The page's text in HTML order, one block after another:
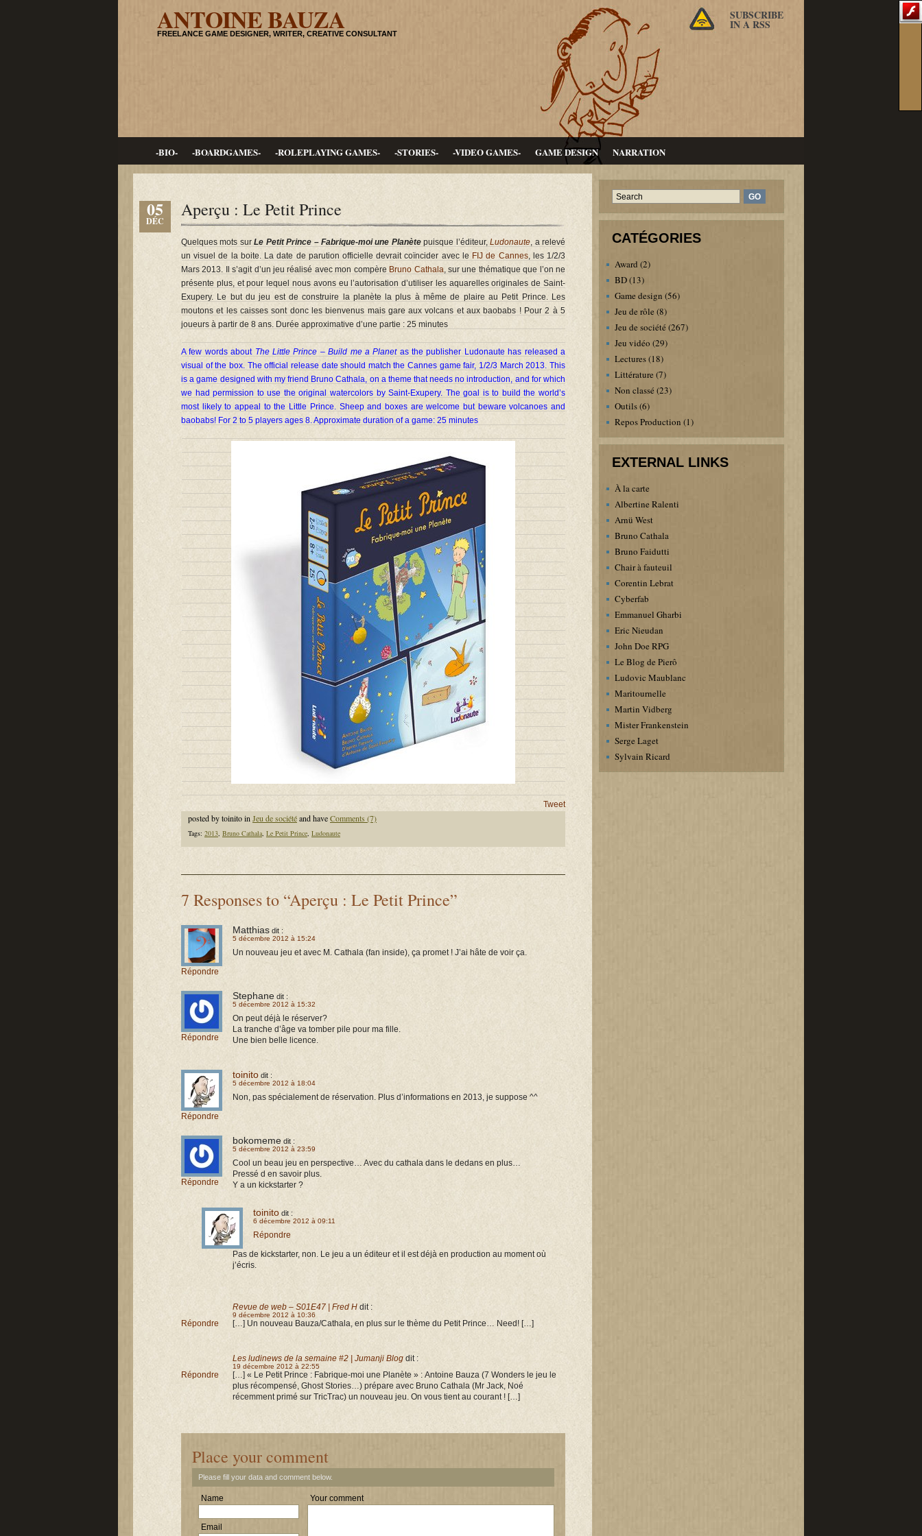
ANTOINE BAUZA
FREELANCE GAME DESIGNER, WRITER, CREATIVE CONSULTANT
SUBSCRIBE
IN A RSS
-BIO- -BOARDGAMES- -ROLEPLAYING GAMES- -STORIES- -VIDEO GAMES- GAME DESIGN NARRATION
05
DÉC
Aperçu : Le Petit Prince
Quelques mots surLe Petit Prince – Fabrique-moi une Planètepuisque l’éditeur,Ludonaute, a relevé
un visuel de la boite. La date de parution officielle devrait coïncider avec le FIJ de Cannes, les 1/2/3
Mars 2013. Il s’agit d’un jeu réalisé avec mon compère Bruno Cathala, sur une thématique que l’on ne
présente plus, et pour lequel nous avons eu l’autorisation d’utiliser les aquarelles originales de Saint-
Exupery. Le but du jeu est de construire la planète la plus à même de plaire au Petit Prince. Les
moutons et les caisses sont donc les bienvenus mais gare aux volcans et aux baobabs ! Pour 2 à 5
joueurs à partir de 8 ans. Durée approximative d’une partie : 25 minutes
A few words about The Little Prince – Build me a Planetas the publisher Ludonaute has released a
visual of the box. The official release date should match the Cannes game fair, 1/2/3 March 2013. This
is a game designed with my friend Bruno Cathala, on a theme that needs no introduction, and for which
we had permission to use the original watercolors by Saint-Exupery. The goal is to build the world’s
most likely to appeal to the Little Prince. Sheep and boxes are welcome but beware volcanoes and
baobabs! For 2 to 5 players ages 8. Approximate duration of a game: 25 minutes
Tweet
posted by toinito in Jeu de sociétéand haveComments (7)
Tags: 2013, Bruno Cathala, Le Petit Prince, Ludonaute
7 Responses to “Aperçu : Le Petit Prince”
Matthias dit :
5 décembre 2012 à 15:24
Un nouveau jeu et avec M. Cathala (fan inside), ça promet ! J’ai hâte de voir ça.
Répondre
Stephane dit :
5 décembre 2012 à 15:32
On peut déjà le réserver?
La tranche d’âge va tomber pile pour ma fille.
Une bien belle licence.
Répondre
toinito dit :
5 décembre 2012 à 18:04
Non, pas spécialement de réservation. Plus d’informations en 2013, je suppose ^^
Répondre
bokomeme dit :
5 décembre 2012 à 23:59
Cool un beau jeu en perspective… Avec du cathala dans le dedans en plus…
Pressé d en savoir plus.
Y a un kickstarter ?
Répondre
toinito dit :
6 décembre 2012 à 09:11
Pas de kickstarter, non. Le jeu a un éditeur et il est déjà en production au moment où
j’écris.
Répondre
Revue de web – S01E47 | Fred H dit :
9 décembre 2012 à 10:36
[…] Un nouveau Bauza/Cathala, en plus sur le thème du Petit Prince… Need! […]
Répondre
Les ludinews de la semaine #2 | Jumanji Blog dit :
19 décembre 2012 à 22:55
[…] « Le Petit Prince : Fabrique-moi une Planète » : Antoine Bauza (7 Wonders le jeu le
plus récompensé, Ghost Stories…) prépare avec Bruno Cathala (Mr Jack, Noé
récemment primé sur TricTrac) un nouveau jeu. On vous tient au courant ! […]
Répondre
Place your comment
Please fill your data and comment below.
Name
Email
Your comment
CATÉGORIES
Award (2)
BD(13)
Game design (56)
Jeu de rôle(8)
Jeu de société (267)
Jeu vidéo (29)
Lectures(18)
Littérature (7)
Non classé (23)
Outils(6)
Repos Production (1)
EXTERNAL LINKS
À la carte
Albertine Ralenti
Arnü West
Bruno Cathala
Bruno Faidutti
Chair à fauteuil
Corentin Lebrat
Cyberfab
Emmanuel Gharbi
Eric Nieudan
John Doe RPG
Le Blog de Pierô
Ludovic Maublanc
Maritournelle
Martin Vidberg
Mister Frankenstein
Serge Laget
Sylvain Ricard